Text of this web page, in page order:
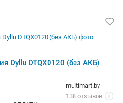
Dyllu DTQX0120 (без АКБ)
multimart.by
138 отзывов
i